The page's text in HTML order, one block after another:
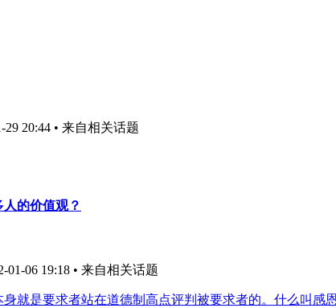
29 20:44 • 来自相关话题
的价值观？
01-06 19:18 • 来自相关话题
就是要求者站在道德制高点评判被要求者的。什么叫